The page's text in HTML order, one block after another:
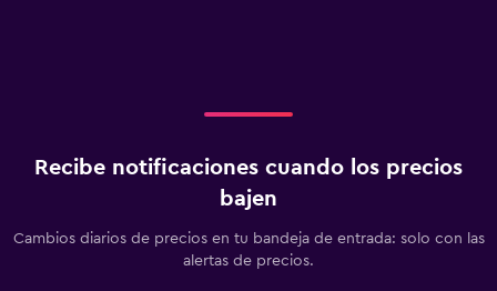
Recibe notificaciones cuando los precios
bajen
Cambios diarios de precios en tu bandeja de entrada: solo con las
alertas de precios.